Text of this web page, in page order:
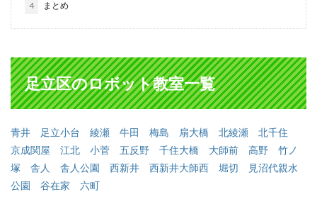
4 まとめ
足立区のロボット教室一覧
青井 足立小台 綾瀬 牛田 梅島 扇大橋 北綾瀬
北千住
京成関屋
江北 小菅 五反野 千住大橋 大師前 高野
竹ノ
塚
舎人 舎人公園 西新井 西新井大師西 堀切
見沼代親水
公園
谷在家 六町